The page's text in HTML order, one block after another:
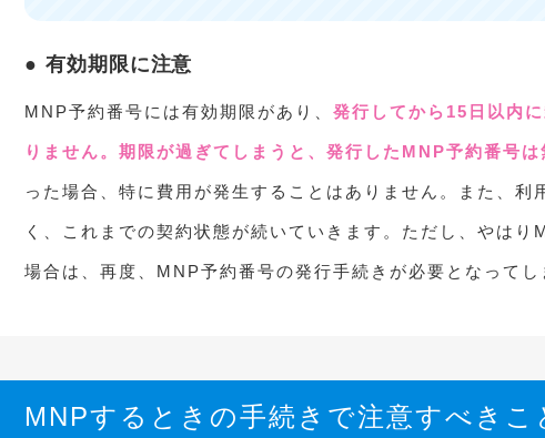
有効期限に注意
MNP予約番号には有効期限があり、 発行してから15日以内
りません。期限が過ぎてしまうと、発行したMNP予約番号は
った場合、特に費用が発生することはありません。また、利
く、これまでの契約状態が続いていきます。ただし、やはり
場合は、再度、MNP予約番号の発行手続きが必要となってし
MNPするときの手続きで注意すべきこ